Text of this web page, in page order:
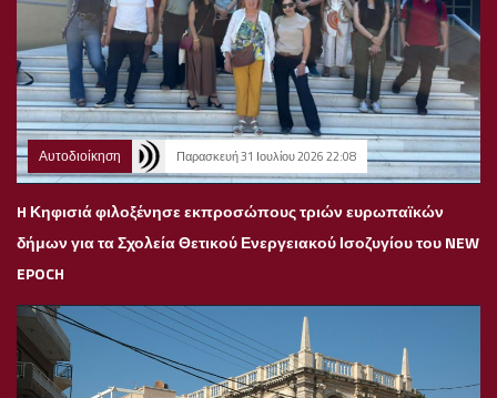
Αυτοδιοίκηση Παρασκευή 31 Ιουλίου 2026 22:08
H Κηφισιά φιλοξένησε εκπροσώπους τριών ευρωπαϊκών
δήμων για τα Σχολεία Θετικού Ενεργειακού Ισοζυγίου του NEW
EPOCH